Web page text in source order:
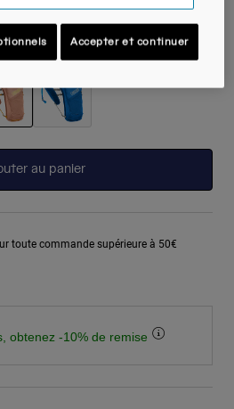
au panier
toute commande supérieure à 50€
obtenez -10% de remise
Accepter et continuer